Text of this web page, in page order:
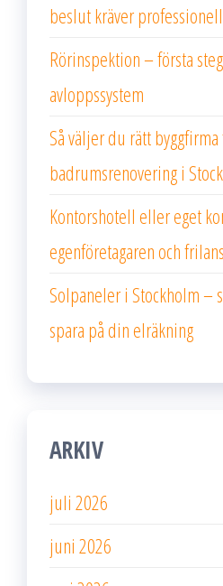
beslut kräver
Rörinspektion – första
avloppssystem
Så väljer du rätt
badrumsrenovering i
Kontorshotell eller eget
egenföretagaren och
Solpaneler i Stockholm –
spara på din elräkning
ARKIV
juli 2026
juni 2026